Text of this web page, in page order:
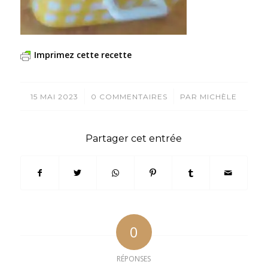
Imprimez cette recette
15 MAI 2023
/ 0 COMMENTAIRES
/ PAR MICHÈLE
Partager cet entrée
0
RÉPONSES